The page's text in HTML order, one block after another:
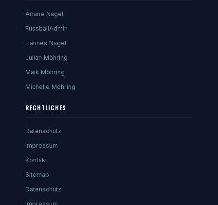
Ariane Nagel
FussballAdmin
Hannes Nagel
Julian Möhring
Maik Möhring
Michelle Möhring
RECHTLICHES
Datenschutz
Impressum
Kontakt
Sitemap
Datenschutz